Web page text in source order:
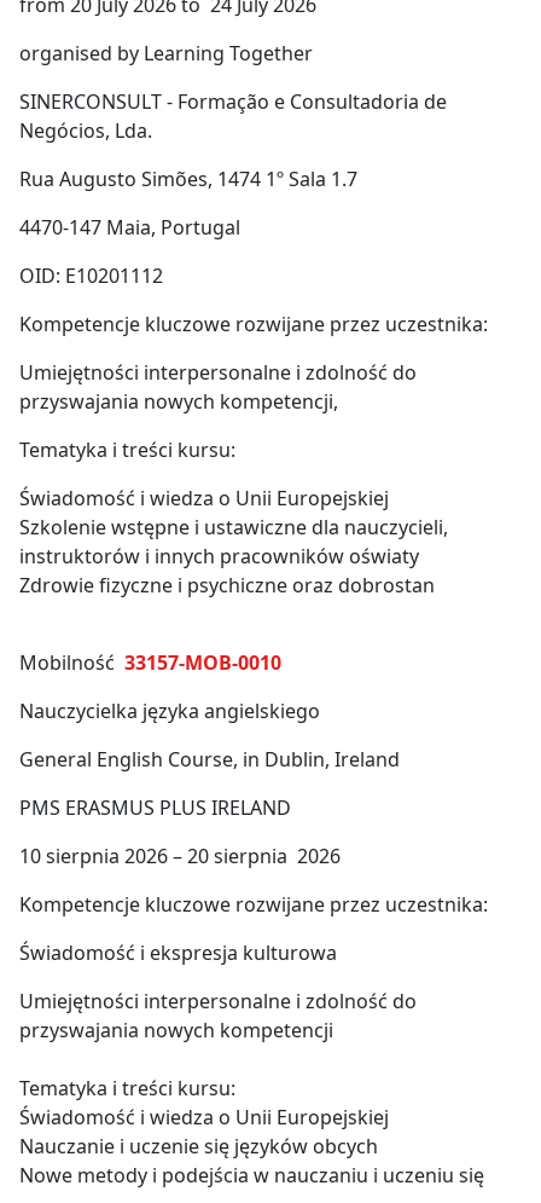
organised by Learning Together
SINERCONSULT - Formação e Consultadoria de
Negócios, Lda.
Rua Augusto Simões, 1474 1º Sala 1.7
4470-147 Maia, Portugal
OID: E10201112
Kompetencje kluczowe rozwijane przez uczestnika:
Umiejętności interpersonalne i zdolność do
przyswajania nowych kompetencji,
Tematyka i treści kursu:
Świadomość i wiedza o Unii Europejskiej
Szkolenie wstępne i ustawiczne dla nauczycieli,
instruktorów i innych pracowników oświaty
Zdrowie fizyczne i psychiczne oraz dobrostan
Mobilność 33157-MOB-0010
Nauczycielka języka angielskiego
General English Course, in Dublin, Ireland
PMS ERASMUS PLUS IRELAND
10 sierpnia 2026 – 20 sierpnia 2026
Kompetencje kluczowe rozwijane przez uczestnika:
Świadomość i ekspresja kulturowa
Umiejętności interpersonalne i zdolność do
przyswajania nowych kompetencji
Tematyka i treści kursu:
Świadomość i wiedza o Unii Europejskiej
Nauczanie i uczenie się języków obcych
Nowe metody i podejścia w nauczaniu i uczeniu się